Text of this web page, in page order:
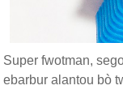
Super fwotman,
ebarbur alantou bò